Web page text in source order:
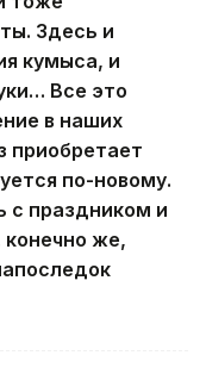
Здесь и
кумыса, и
Все это
в наших
приобретает
по-новому.
с праздником и
же,